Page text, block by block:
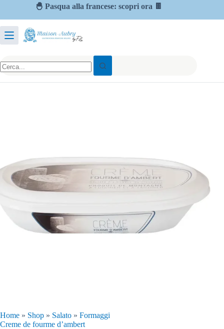
🐣 Pasqua alla francese: scopri ora 🍫
Home » Shop » Salato » Formaggi
Creme de fourme d’ambert